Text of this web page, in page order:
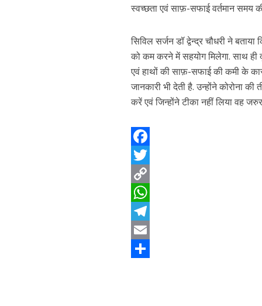
स्वच्छता एवं साफ़-सफाई वर्तमान समय
सिविल सर्जन डॉ द्वेन्द्र चौधरी ने
को कम करने में सहयोग मिलेगा. साथ ही
एवं हाथों की साफ़-सफाई की कमी के
जानकारी भी देती है. उन्होंने कोरोना
करें एवं जिन्होंने टीका नहीं लिया वह
F
a
c
e
b
o
T
w
t
C
o
p
y
W
h
a
T
eE